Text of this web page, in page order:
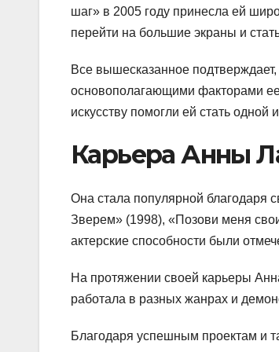
шаг» в 2005 году принесла ей
перейти на большие экраны и
Все вышесказанное
основополагающими факторами ее
искусству помогли ей стать
Карьера Анны
Она стала популярной благодаря
Зверем» (1998), «Позови меня
актерские способности были
На протяжении своей карьеры
работала в разных жанрах и
Благодаря успешным проектам и